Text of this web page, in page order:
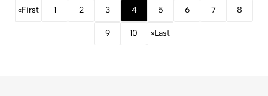
«First 1 2 3 4 5 6 7 8
9 10 »Last